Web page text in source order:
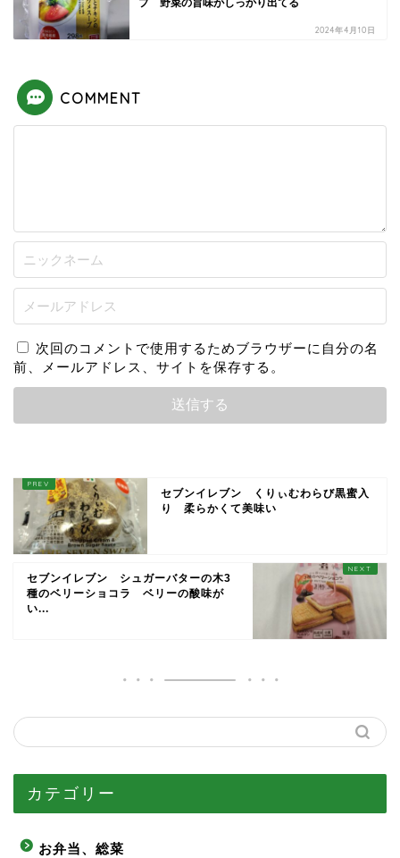
プ 野菜の旨味がしっかり出てる
2024年4月10日
COMMENT
次回のコメントで使用するためブラウザーに自分の名
前、メールアドレス、サイトを保存する。
セブンイレブン くりぃむわらび黒蜜入
り 柔らかくて美味い
セブンイレブン シュガーバターの木3
種のベリーショコラ ベリーの酸味が
い...
カテゴリー
お弁当、総菜